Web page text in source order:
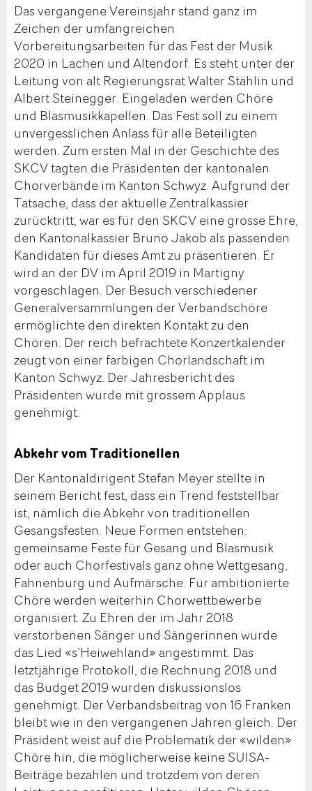
Das vergangene Vereinsjahr stand ganz im
Zeichen der umfangreichen
Vorbereitungsarbeiten für das Fest der Musik
2020 in Lachen und Altendorf. Es steht unter der
Leitung von alt Regierungsrat Walter Stählin und
Albert Steinegger. Eingeladen werden Chöre
und Blasmusikkapellen. Das Fest soll zu einem
unvergesslichen Anlass für alle Beteiligten
werden. Zum ersten Mal in der Geschichte des
SKCV tagten die Präsidenten der kantonalen
Chorverbände im Kanton Schwyz. Aufgrund der
Tatsache, dass der aktuelle Zentralkassier
zurücktritt, war es für den SKCV eine grosse Ehre,
den Kantonalkassier Bruno Jakob als passenden
Kandidaten für dieses Amt zu präsentieren. Er
wird an der DV im April 2019 in Martigny
vorgeschlagen. Der Besuch verschiedener
Generalversammlungen der Verbandschöre
ermöglichte den direkten Kontakt zu den
Chören. Der reich befrachtete Konzertkalender
zeugt von einer farbigen Chorlandschaft im
Kanton Schwyz. Der Jahresbericht des
Präsidenten wurde mit grossem Applaus
genehmigt.
Abkehr vom Traditionellen
Der Kantonaldirigent Stefan Meyer stellte in
seinem Bericht fest, dass ein Trend feststellbar
ist, nämlich die Abkehr von traditionellen
Gesangsfesten. Neue Formen entstehen:
gemeinsame Feste für Gesang und Blasmusik
oder auch Chorfestivals ganz ohne Wettgesang,
Fahnenburg und Aufmärsche. Für ambitionierte
Chöre werden weiterhin Chorwettbewerbe
organisiert. Zu Ehren der im Jahr 2018
verstorbenen Sänger und Sängerinnen wurde
das Lied «s’Heiwehland» angestimmt. Das
letztjährige Protokoll, die Rechnung 2018 und
das Budget 2019 wurden diskussionslos
genehmigt. Der Verbandsbeitrag von 16 Franken
bleibt wie in den vergangenen Jahren gleich. Der
Präsident weist auf die Problematik der «wilden»
Chöre hin, die möglicherweise keine SUISA-
Beiträge bezahlen und trotzdem von deren